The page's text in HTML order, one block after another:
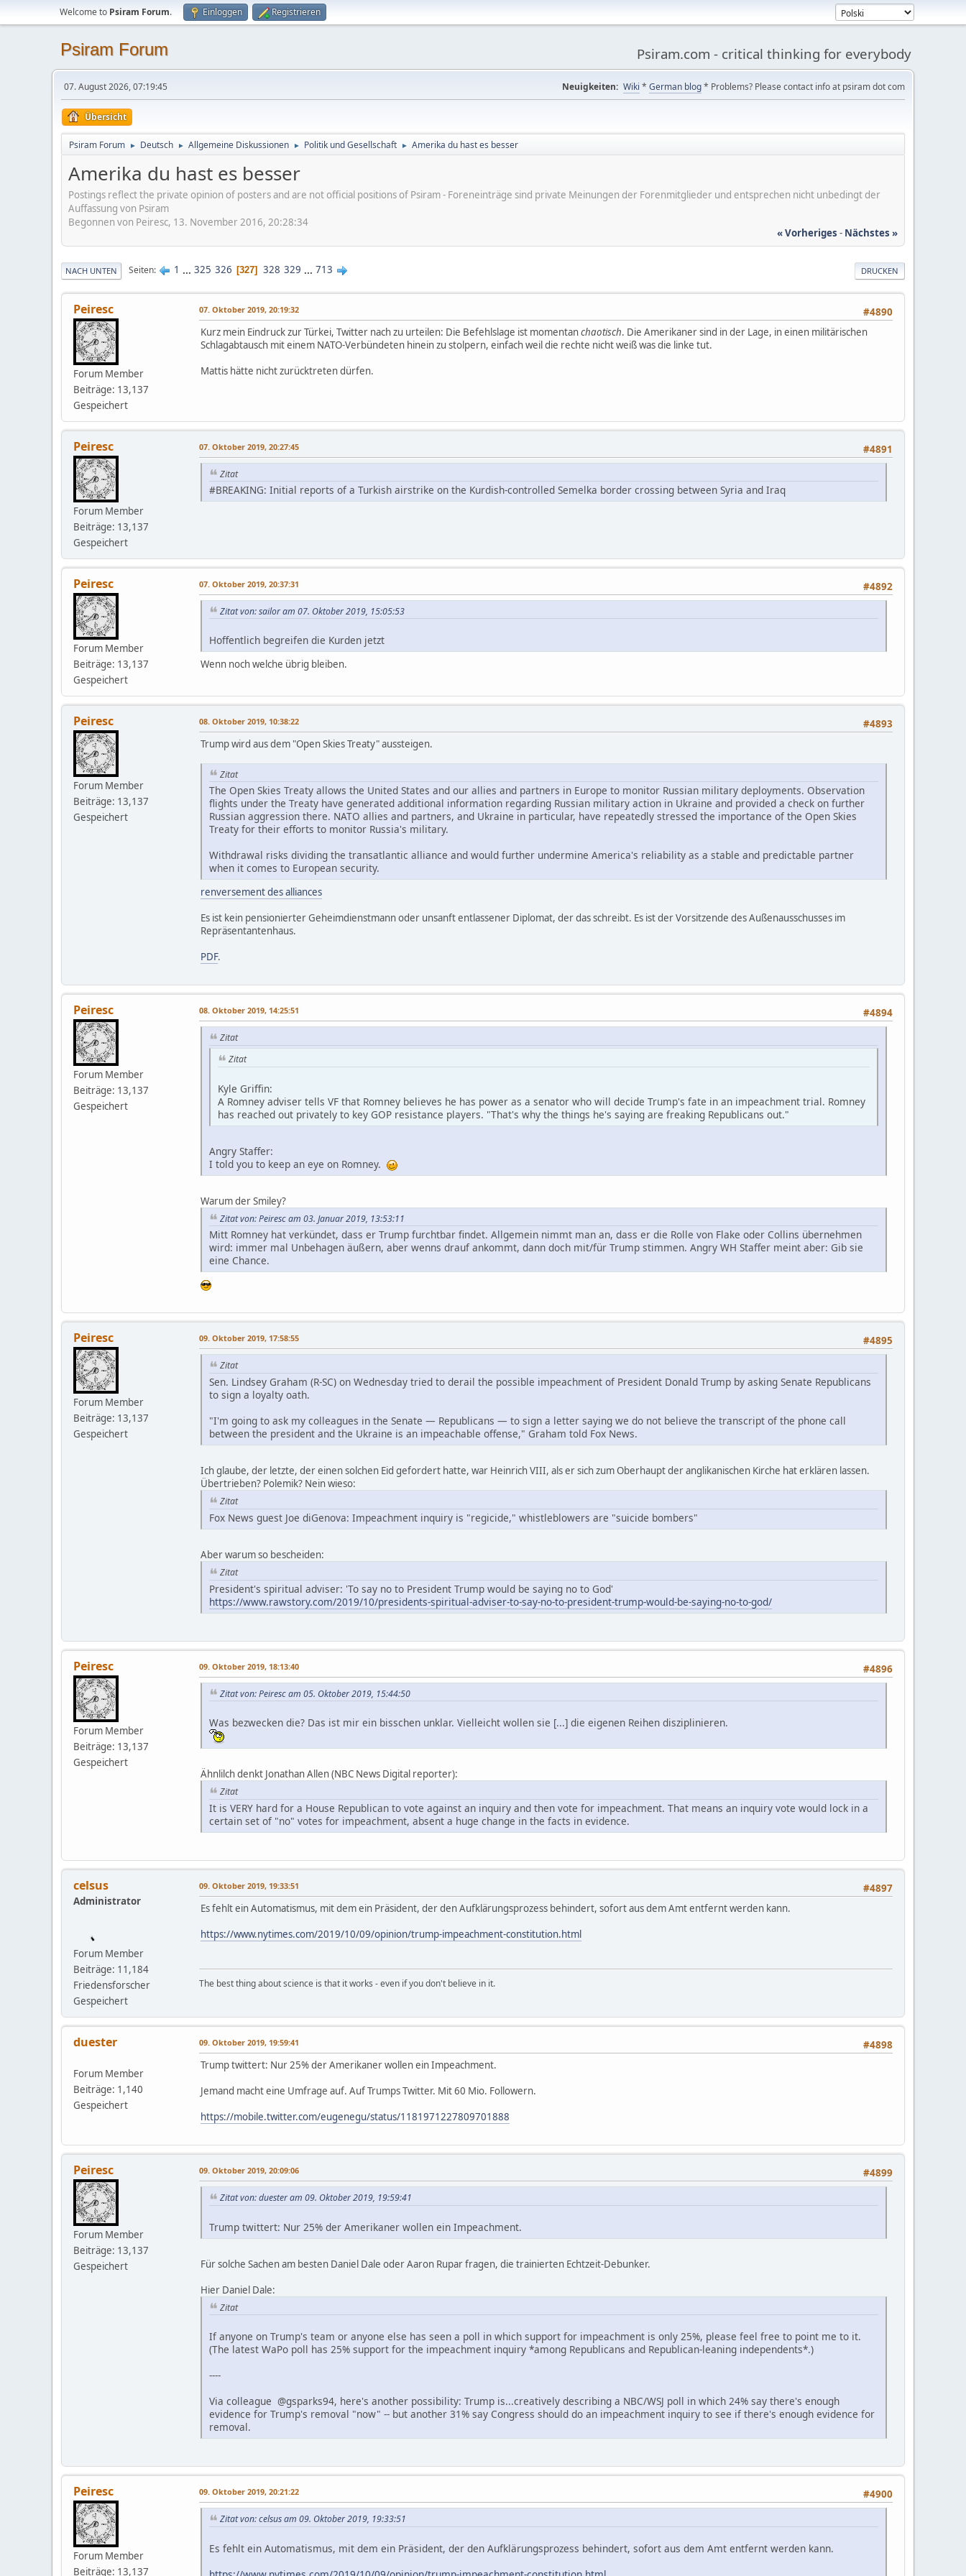
Welcome to Psiram Forum. Einloggen Registrieren
Psiram Forum Psiram.com - critical thinking for everybody
07. August 2026, 07:19:45 Neuigkeiten: Wiki * German blog* Problems? Please contact info at psiram dot com
Übersicht
Psiram Forum ► Deutsch ► Allgemeine Diskussionen ► Politik und Gesellschaft ► Amerika du hast es besser
Amerika du hast es besser
Postings reflect the private opinion of posters and are not official positions of Psiram - Foreneinträge sind private Meinungen der Forenmitglieder und entsprechen nicht unbedingt der
Auffassung von Psiram
Begonnen von Peiresc, 13. November 2016, 20:28:34
« Vorheriges - Nächstes »
DRUCKEN
NACH UNTEN Seiten 1 ... 325 326 327 328 329 ... 713
Peiresc
Forum Member
Beiträge: 13,137
Gespeichert
#4890
07. Oktober 2019, 20:19:32
Kurz mein Eindruck zur Türkei, Twitter nach zu urteilen: Die Befehlslage ist momentanchaotisch. Die Amerikaner sind in der Lage, in einen militärischen
Schlagabtausch mit einem NATO-Verbündeten hinein zu stolpern, einfach weil die rechte nicht weiß was die linke tut.
Mattis hätte nicht zurücktreten dürfen.
Peiresc
Forum Member
Beiträge: 13,137
Gespeichert
#4891
07. Oktober 2019, 20:27:45
Zitat
#BREAKING: Initial reports of a Turkish airstrike on the Kurdish-controlled Semelka border crossing between Syria and Iraq
Peiresc
Forum Member
Beiträge: 13,137
Gespeichert
#4892
07. Oktober 2019, 20:37:31
Zitat von: sailor am 07. Oktober 2019, 15:05:53
Hoffentlich begreifen die Kurden jetzt
Wenn noch welche übrig bleiben.
Peiresc
Forum Member
Beiträge: 13,137
Gespeichert
#4893
08. Oktober 2019, 10:38:22
Trump wird aus dem "Open Skies Treaty" aussteigen.
Zitat
The Open Skies Treaty allows the United States and our allies and partners in Europe to monitor Russian military deployments. Observation
flights under the Treaty have generated additional information regarding Russian military action in Ukraine and provided a check on further
Russian aggression there. NATO allies and partners, and Ukraine in particular, have repeatedly stressed the importance of the Open Skies
Treaty for their efforts to monitor Russia's military.
Withdrawal risks dividing the transatlantic alliance and would further undermine America's reliability as a stable and predictable partner
when it comes to European security.
renversement des alliances
Es ist kein pensionierter Geheimdienstmann oder unsanft entlassener Diplomat, der das schreibt. Es ist der Vorsitzende des Außenausschusses im
Repräsentantenhaus.
PDF.
Peiresc
Forum Member
Beiträge: 13,137
Gespeichert
#4894
08. Oktober 2019, 14:25:51
Zitat
Zitat
Kyle Griffin:
A Romney adviser tells VF that Romney believes he has power as a senator who will decide Trump's fate in an impeachment trial. Romney
has reached out privately to key GOP resistance players. "That's why the things he's saying are freaking Republicans out."
Angry Staffer:
I told you to keep an eye on Romney.
Warum der Smiley?
Zitat von: Peiresc am 03. Januar 2019, 13:53:11
Mitt Romney hat verkündet, dass er Trump furchtbar findet. Allgemein nimmt man an, dass er die Rolle von Flake oder Collins übernehmen
wird: immer mal Unbehagen äußern, aber wenns drauf ankommt, dann doch mit/für Trump stimmen. Angry WH Staffer meint aber: Gib sie
eine Chance.
Peiresc
Forum Member
Beiträge: 13,137
Gespeichert
#4895
09. Oktober 2019, 17:58:55
Zitat
Sen. Lindsey Graham (R-SC) on Wednesday tried to derail the possible impeachment of President Donald Trump by asking Senate Republicans
to sign a loyalty oath.
"I'm going to ask my colleagues in the Senate — Republicans — to sign a letter saying we do not believe the transcript of the phone call
between the president and the Ukraine is an impeachable offense," Graham told Fox News.
Ich glaube, der letzte, der einen solchen Eid gefordert hatte, war Heinrich VIII, als er sich zum Oberhaupt der anglikanischen Kirche hat erklären lassen.
Übertrieben? Polemik? Nein wieso:
Zitat
Fox News guest Joe diGenova: Impeachment inquiry is "regicide," whistleblowers are "suicide bombers"
Aber warum so bescheiden:
Zitat
President's spiritual adviser: 'To say no to President Trump would be saying no to God'
https://www.rawstory.com/2019/10/presidents-spiritual-adviser-to-say-no-to-president-trump-would-be-saying-no-to-god/
Peiresc
Forum Member
Beiträge: 13,137
Gespeichert
#4896
09. Oktober 2019, 18:13:40
Zitat von: Peiresc am 05. Oktober 2019, 15:44:50
Was bezwecken die? Das ist mir ein bisschen unklar. Vielleicht wollen sie [...] die eigenen Reihen disziplinieren.
Ähnlilch denkt Jonathan Allen (NBC News Digital reporter):
Zitat
It is VERY hard for a House Republican to vote against an inquiry and then vote for impeachment. That means an inquiry vote would lock in a
certain set of "no" votes for impeachment, absent a huge change in the facts in evidence.
celsus
Administrator
Forum Member
Beiträge: 11,184
Friedensforscher
Gespeichert
#4897
09. Oktober 2019, 19:33:51
Es fehlt ein Automatismus, mit dem ein Präsident, der den Aufklärungsprozess behindert, sofort aus dem Amt entfernt werden kann.
https://www.nytimes.com/2019/10/09/opinion/trump-impeachment-constitution.html
The best thing about science is that it works - even if you don't believe in it.
duester
Forum Member
Beiträge: 1,140
Gespeichert
#4898
09. Oktober 2019, 19:59:41
Trump twittert: Nur 25% der Amerikaner wollen ein Impeachment.
Jemand macht eine Umfrage auf. Auf Trumps Twitter. Mit 60 Mio. Followern.
https://mobile.twitter.com/eugenegu/status/1181971227809701888
Peiresc
Forum Member
Beiträge: 13,137
Gespeichert
#4899
09. Oktober 2019, 20:09:06
Zitat von: duester am 09. Oktober 2019, 19:59:41
Trump twittert: Nur 25% der Amerikaner wollen ein Impeachment.
Für solche Sachen am besten Daniel Dale oder Aaron Rupar fragen, die trainierten Echtzeit-Debunker.
Hier Daniel Dale:
Zitat
If anyone on Trump's team or anyone else has seen a poll in which support for impeachment is only 25%, please feel free to point me to it.
(The latest WaPo poll has 25% support for the impeachment inquiry *among Republicans and Republican-leaning independents*.)
----
Via colleague @gsparks94, here's another possibility: Trump is...creatively describing a NBC/WSJ poll in which 24% say there's enough
evidence for Trump's removal "now" -- but another 31% say Congress should do an impeachment inquiry to see if there's enough evidence for
removal.
Peiresc
Forum Member
Beiträge: 13,137
#4900
09. Oktober 2019, 20:21:22
Zitat von: celsus am 09. Oktober 2019, 19:33:51
Es fehlt ein Automatismus, mit dem ein Präsident, der den Aufklärungsprozess behindert, sofort aus dem Amt entfernt werden kann.